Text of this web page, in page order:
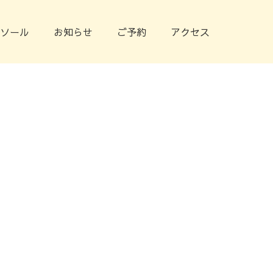
ール お知らせ ご予約 アクセス